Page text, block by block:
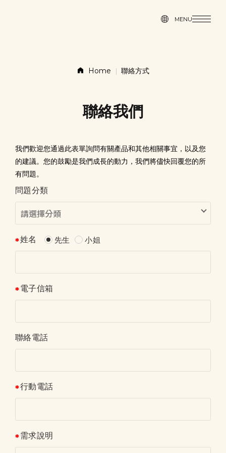
MENU
Home 聯絡方式
聯絡我們
我們歡迎您通過此表單詢問有關產品和其他相關事宜，以及您
的建議。您的鼓勵是我們成長的動力，我們將儘快回覆您的所
有問題。
問題分類
姓名 先生 小姐
電子信箱
聯絡電話
行動電話
需求說明
MENU
商品
新聞